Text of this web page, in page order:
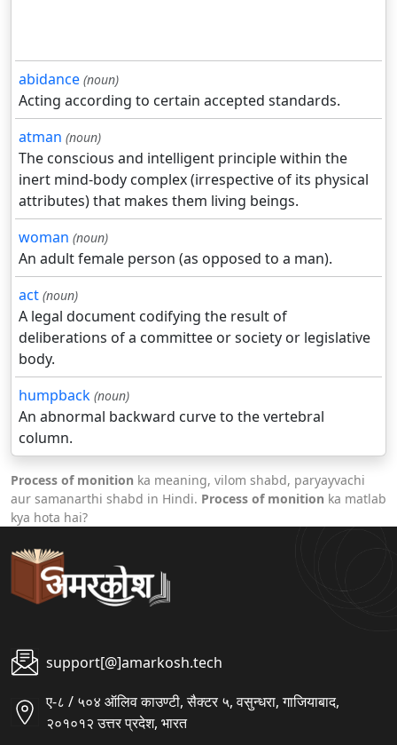
abidance (noun)
Acting according to certain accepted standards.
atman (noun)
The conscious and intelligent principle within the
inert mind-body complex (irrespective of its physical
attributes) that makes them living beings.
woman (noun)
An adult female person (as opposed to a man).
act (noun)
A legal document codifying the result of
deliberations of a committee or society or legislative
body.
humpback (noun)
An abnormal backward curve to the vertebral
column.
Process of monition ka meaning, vilom shabd, paryayvachi
aur samanarthi shabd in Hindi. Process of monition ka matlab
kya hota hai?
support[@]amarkosh.tech
ए-८ / ५०४ ऑलिव काउण्टी, सैक्टर ५, वसुन्धरा, गाजियाबाद,
२०१०१२ उत्तर प्रदेश, भारत